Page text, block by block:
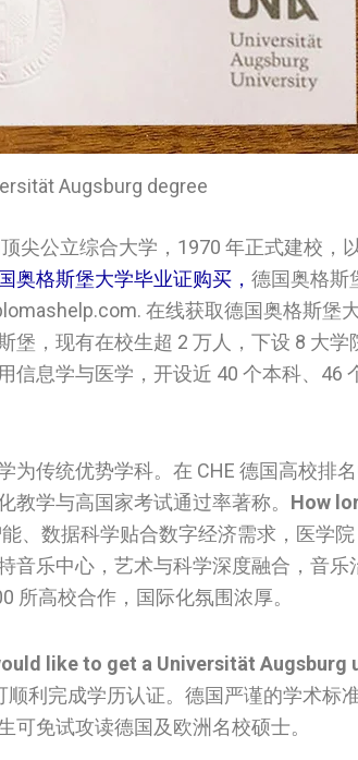
Augsburg degree
尖公立综合大学，1970 年正式建校，
奥格斯堡大学‌‌毕业证购买， 德国‌奥格斯
在线获取德国‌奥格斯堡
，现有在校生超 2 万人，下设 8 大学
息学与医学，开设近 40 个本科、46
传统优势学科。在 CHE 德国高校排名
学与高国家考试通过率著称。 How
、数据科学贴合数字经济需求，医学院
音乐中心，艺术与科学深度融合，音乐
所高校合作，国际化氛围浓厚。
like to get a Universität Augsburg
利完成学历认证。德国严谨的学术标
免试攻读德国及欧洲名校硕士。